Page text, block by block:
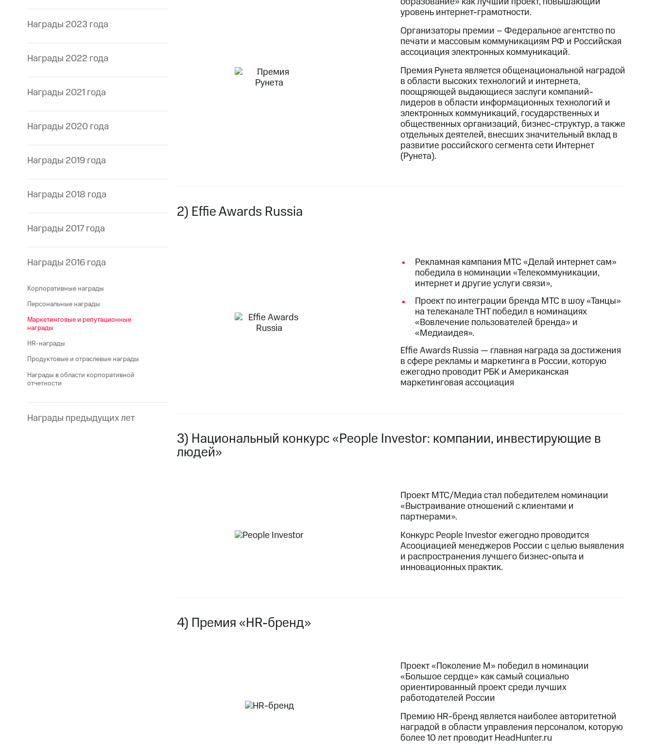
Награды 2023 года
Награды 2022 года
Награды 2021 года
Награды 2020 года
Награды 2019 года
Награды 2018 года
Награды 2017 года
Награды 2016 года
Корпоративные награды
Персональные награды
Маркетинговые и репутационные
награды
HR-награды
Продуктовые и отраслевые награды
Награды в области корпоративной
отчетности
Награды предыдущих лет
уровень интернет-грамотности.
Организаторы премии – Федеральное агентство по
печати и массовым коммуникациям РФ и Российская
ассоциация электронных коммуникаций.
Премия Рунета является общенациональной наградой
в области высоких технологий и интернета,
поощряющей выдающиеся заслуги компаний-
лидеров в области информационных технологий и
электронных коммуникаций, государственных и
общественных организаций, бизнес-структур, а также
отдельных деятелей, внесших значительный вклад в
развитие российского сегмента сети Интернет
(Рунета).
2) Effie Awards Russia
Рекламная кампания МТС «Делай интернет сам»
победила в номинации «Телекоммуникации,
интернет и другие услуги связи»,
Проект по интеграции бренда МТС в шоу «Танцы»
на телеканале ТНТ победил в номинациях
«Вовлечение пользователей бренда» и
«Медиаидея».
Effie Awards Russia — главная награда за достижения
в сфере рекламы и маркетинга в России, которую
ежегодно проводит РБК и Американская
маркетинговая ассоциация
3) Национальный конкурс «People Investor: компании, инвестирующие в
людей»
Проект МТС/Медиа стал победителем номинации
«Выстраивание отношений с клиентами и
партнерами».
Конкурс People Investor ежегодно проводится
Асооциацией менеджеров России с целью выявления
и распространения лучшего бизнес-опыта и
инновационных практик.
4) Премия «HR-бренд»
Проект «Поколение М» победил в номинации
«Большое сердце» как самый социально
ориентированный проект среди лучших
работодателей России
Премию HR-бренд является наиболее авторитетной
наградой в области управления персоналом, которую
более 10 лет проводит HeadHunter.ru